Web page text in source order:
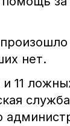
нет.
11